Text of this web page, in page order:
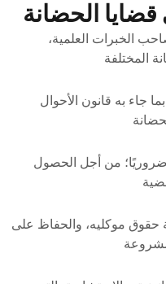
الحضانة
الخبرات العلمية،
جاء به قانون الأحوال
ضروريًا؛ من أجل الحصول
موكليه، والحفاظ على